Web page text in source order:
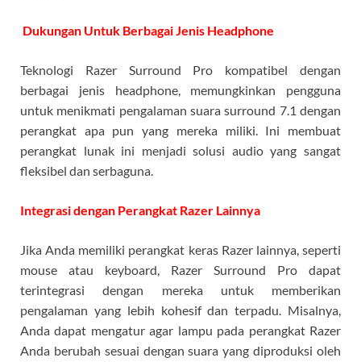
Dukungan Untuk Berbagai Jenis Headphone
Teknologi Razer Surround Pro kompatibel dengan
berbagai jenis headphone, memungkinkan pengguna
untuk menikmati pengalaman suara surround 7.1 dengan
perangkat apa pun yang mereka miliki. Ini membuat
perangkat lunak ini menjadi solusi audio yang sangat
fleksibel dan serbaguna.
Integrasi dengan Perangkat Razer Lainnya
Jika Anda memiliki perangkat keras Razer lainnya, seperti
mouse atau keyboard, Razer Surround Pro dapat
terintegrasi dengan mereka untuk memberikan
pengalaman yang lebih kohesif dan terpadu. Misalnya,
Anda dapat mengatur agar lampu pada perangkat Razer
Anda berubah sesuai dengan suara yang diproduksi oleh